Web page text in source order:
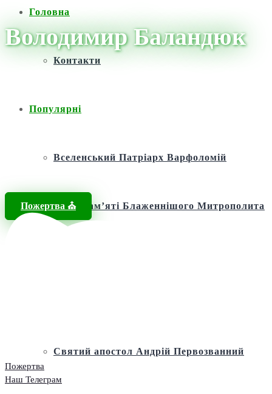
Головна
Контакти
Популярні
Вселенський Патріарх Варфоломій
Фонд пам’яті Блаженнішого Митрополита
Святий апостол Андрій Первозванний
Пожертва ⛪️
Володимир Баландюк
Пожертва
Наш Телеграм